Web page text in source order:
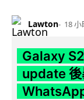
Lawton 18 小
Galaxy
update 後